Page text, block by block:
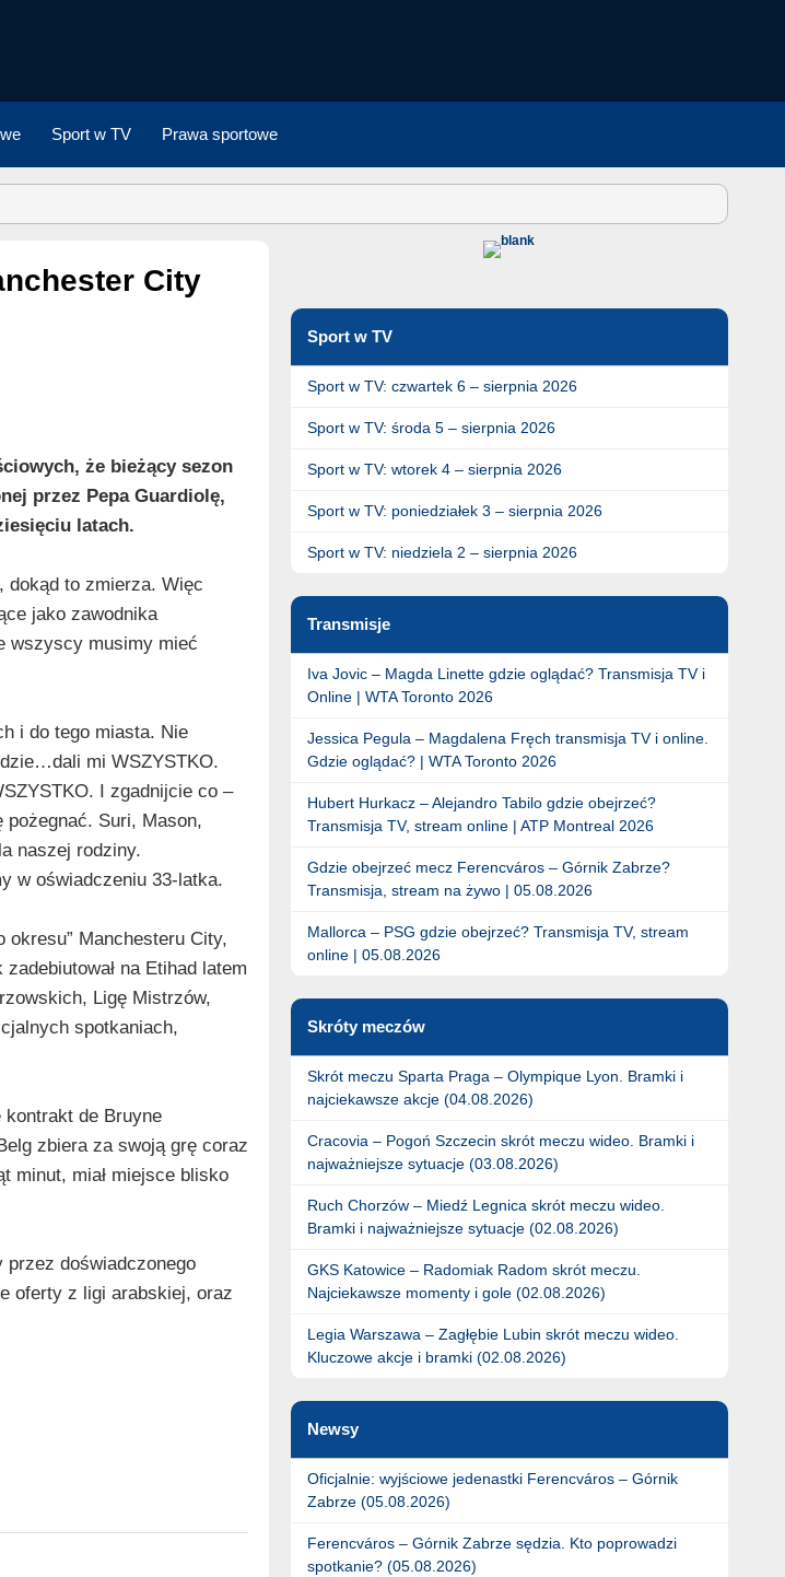
Sport w TV Prawa sportowe
City
że bieżący sezon
przez Pepa Guardiolę,
latach.
dokąd to zmierza. Więc
jako zawodnika
wszyscy musimy mieć
i do tego miasta. Nie
mi WSZYSTKO.
I zgadnijcie co –
Suri, Mason,
naszej rodziny.
w oświadczeniu 33-latka.
okresu” Manchesteru City,
na Etihad latem
Ligę Mistrzów,
spotkaniach,
de Bruyne
zbiera za swoją grę coraz
minut, miał miejsce blisko
przez doświadczonego
oferty z ligi arabskiej, oraz
Sport w TV
Sport w TV: czwartek 6 – sierpnia 2026
Sport w TV: środa 5 – sierpnia 2026
Sport w TV: wtorek 4 – sierpnia 2026
Sport w TV: poniedziałek 3 – sierpnia 2026
Sport w TV: niedziela 2 – sierpnia 2026
Transmisje
Iva Jovic – Magda Linette gdzie oglądać? Transmisja TV i
Online | WTA Toronto 2026
Jessica Pegula – Magdalena Fręch transmisja TV i online.
Gdzie oglądać? | WTA Toronto 2026
Hubert Hurkacz – Alejandro Tabilo gdzie obejrzeć?
Transmisja TV, stream online | ATP Montreal 2026
Gdzie obejrzeć mecz Ferencváros – Górnik Zabrze?
Transmisja, stream na żywo | 05.08.2026
Mallorca – PSG gdzie obejrzeć? Transmisja TV, stream
online | 05.08.2026
Skróty meczów
Skrót meczu Sparta Praga – Olympique Lyon. Bramki i
najciekawsze akcje (04.08.2026)
Cracovia – Pogoń Szczecin skrót meczu wideo. Bramki i
najważniejsze sytuacje (03.08.2026)
Ruch Chorzów – Miedź Legnica skrót meczu wideo.
Bramki i najważniejsze sytuacje (02.08.2026)
GKS Katowice – Radomiak Radom skrót meczu.
Najciekawsze momenty i gole (02.08.2026)
Legia Warszawa – Zagłębie Lubin skrót meczu wideo.
Kluczowe akcje i bramki (02.08.2026)
Newsy
Oficjalnie: wyjściowe jedenastki Ferencváros – Górnik
Zabrze (05.08.2026)
Ferencváros – Górnik Zabrze sędzia. Kto poprowadzi
spotkanie? (05.08.2026)